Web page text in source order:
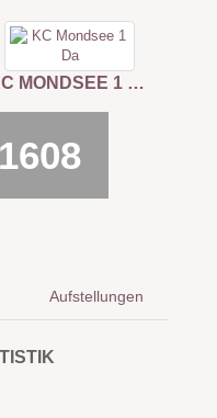
KC MONDSEE 1 DA
1608
Aufstellungen